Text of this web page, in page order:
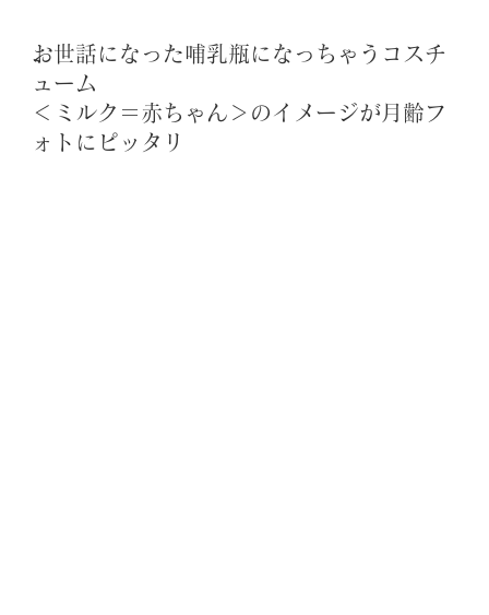
お世話になった哺乳瓶になっちゃうコスチ
ューム
＜ミルク＝赤ちゃん＞のイメージが月齢フ
ォトにピッタリ